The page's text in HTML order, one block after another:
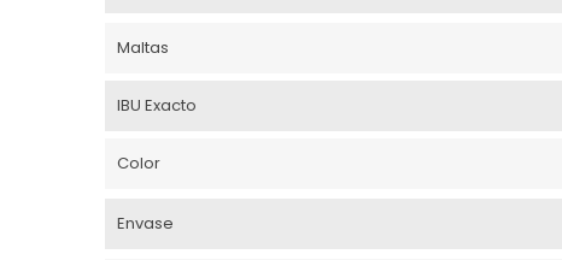
Maltas
IBU Exacto
Color
Envase